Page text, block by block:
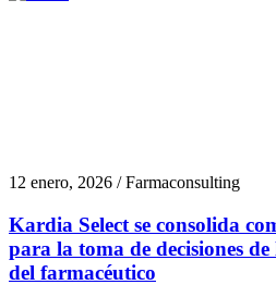
12 enero, 2026 / Farmaconsulting
Kardia Select se consolida
para la toma de decisiones
del farmacéutico